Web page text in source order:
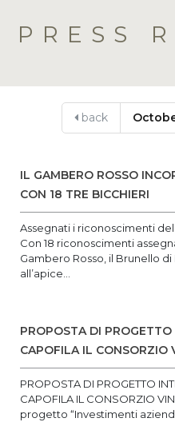
PRESS
back
IL GAMBERO ROSSO
CON 18 TRE BICCHIERI
Assegnati i riconoscimenti
Con 18 riconoscimenti
Gambero Rosso, il Brunello
all’apice...
PROPOSTA DI
CAPOFILA IL CONSORZIO
PROPOSTA DI PROGETTO
CAPOFILA IL CONSORZIO
progetto “Investimenti